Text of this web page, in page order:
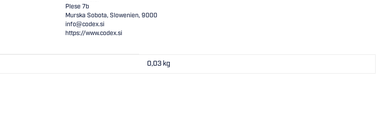
Plese 7b
Murska Sobota, Slowenien, 9000
info@codex.si
https://www.codex.si
0,03 kg